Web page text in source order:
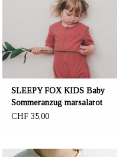
SLEEPY FOX KIDS Baby
Sommeranzug marsalarot
CHF 35,00